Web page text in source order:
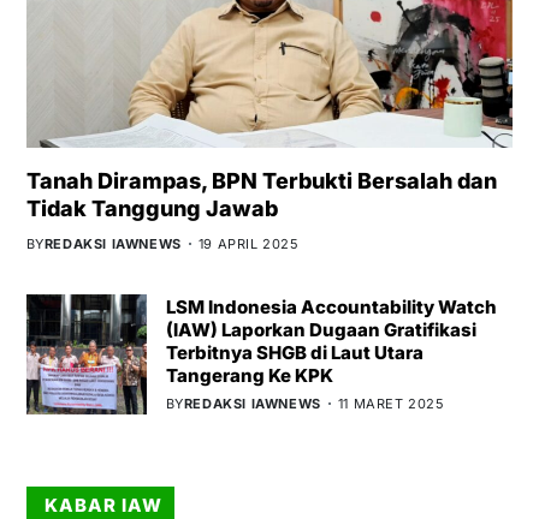
Tanah Dirampas, BPN Terbukti Bersalah dan
Tidak Tanggung Jawab
BYREDAKSI IAWNEWS 19 APRIL 2025
LSM Indonesia Accountability Watch
(IAW) Laporkan Dugaan Gratifikasi
Terbitnya SHGB di Laut Utara
Tangerang Ke KPK
BYREDAKSI IAWNEWS 11 MARET 2025
KABAR IAW